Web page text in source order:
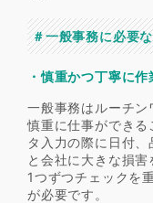
＃一般事務に必要
・慎重かつ丁寧に
一般事務はルーチ
慎重に仕事ができ
タ入力の際に日付
と会社に大きな損
1つずつチェックを
が必要です。